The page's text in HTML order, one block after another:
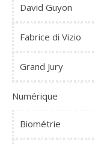
David Guyon
Fabrice di Vizio
Grand Jury
Numérique
Biométrie